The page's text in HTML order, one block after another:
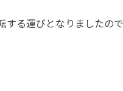
る運びとなりましたので